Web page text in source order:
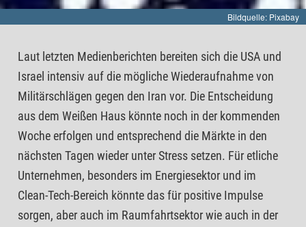
Bildquelle: Pixabay
Laut letzten Medienberichten bereiten sich die USA und
Israel intensiv auf die mögliche Wiederaufnahme von
Militärschlägen gegen den Iran vor. Die Entscheidung
aus dem Weißen Haus könnte noch in der kommenden
Woche erfolgen und entsprechend die Märkte in den
nächsten Tagen wieder unter Stress setzen. Für etliche
Unternehmen, besonders im Energiesektor und im
Clean-Tech-Bereich könnte das für positive Impulse
sorgen, aber auch im Raumfahrtsektor wie auch in der